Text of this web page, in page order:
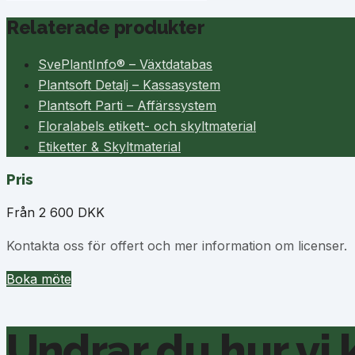
Relaterade produkter
SvePlantInfo® – Växtdatabas
Plantsoft Detalj – Kassasystem
Plantsoft Parti – Affärssystem
Floralabels etikett- och skyltmaterial
Etiketter & Skyltmaterial
Pris
Från 2 600 DKK
Kontakta oss för offert och mer information om licenser.
Boka möte